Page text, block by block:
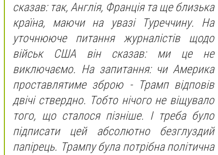
сказав: так, Англія, Франція та ще близька
країна, маючи на увазі Туреччину. На
уточнююче питання журналістів щодо
військ США він сказав: ми це не
виключаємо. На запитання: чи Америка
проставлятиме зброю - Трамп відповів
двічі ствердно. Тобто нічого не віщувало
того, що сталося пізніше. І треба було
підписати цей абсолютно безглуздий
папірець. Трампу була потрібна політична